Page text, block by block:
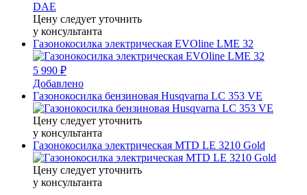
Цену следует уточнить
у консультанта
Газонокосилка электрическая EVOline LME 32
5 990 ₽
Добавлено
Газонокосилка бензиновая Husqvarna LC 353 VE
Цену следует уточнить
у консультанта
Газонокосилка электрическая MTD LE 3210 Gold
Цену следует уточнить
у консультанта